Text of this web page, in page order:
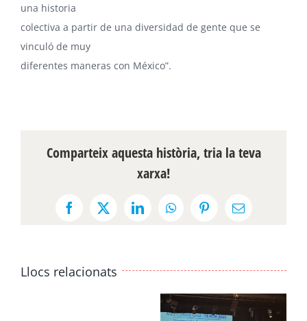
una historia
colectiva a partir de una diversidad de gente que se
vinculó de muy
diferentes maneras con México”.
Comparteix aquesta història, tria la teva
xarxa!
Facebook
X LinkedInWhatsAppPinterestEmail:
Llocs relacionats